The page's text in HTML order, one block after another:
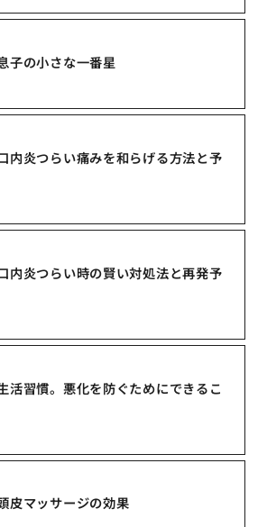
子の小さな一番星
内炎つらい痛みを和らげる方法と予
内炎つらい時の賢い対処法と再発予
活習慣。悪化を防ぐためにできるこ
皮マッサージの効果